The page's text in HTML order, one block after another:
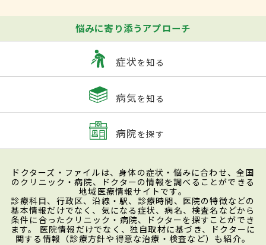
悩みに寄り添うアプローチ
症状を知る
病気を知る
病院を探す
ドクターズ・ファイルは、身体の症状・悩みに合わせ、全国
のクリニック・病院、ドクターの情報を調べることができる
地域医療情報サイトです。
診療科目、行政区、沿線・駅、診療時間、医院の特徴などの
基本情報だけでなく、気になる症状、病名、検査名などから
条件に合ったクリニック・病院、ドクターを探すことができ
ます。 医院情報だけでなく、独自取材に基づき、ドクターに
関する情報（診療方針や得意な治療・検査など）も紹介。